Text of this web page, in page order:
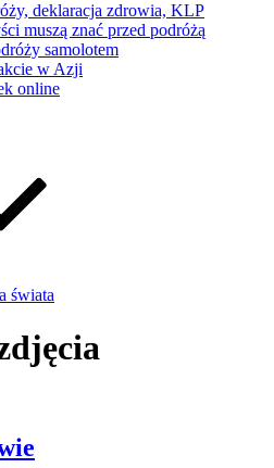
deklaracja zdrowia, KLP
muszą znać przed podróżą
samolotem
w Azji
online
świata